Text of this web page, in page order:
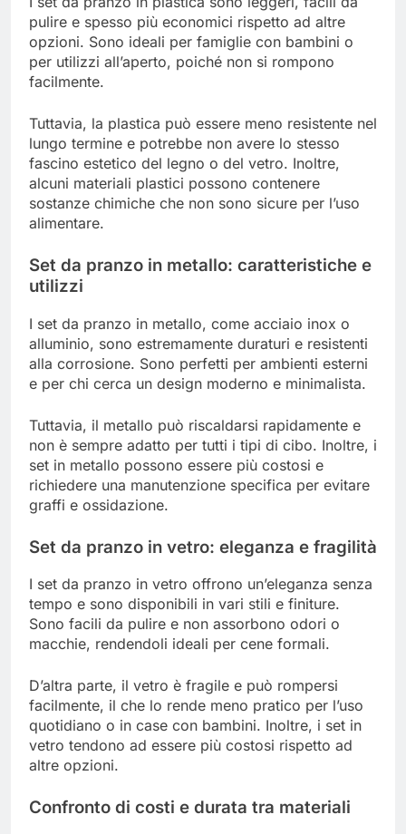
pulire e spesso più economici rispetto ad altre
opzioni. Sono ideali per famiglie con bambini o
per utilizzi all’aperto, poiché non si rompono
facilmente.
Tuttavia, la plastica può essere meno resistente nel
lungo termine e potrebbe non avere lo stesso
fascino estetico del legno o del vetro. Inoltre,
alcuni materiali plastici possono contenere
sostanze chimiche che non sono sicure per l’uso
alimentare.
Set da pranzo in metallo: caratteristiche e
utilizzi
I set da pranzo in metallo, come acciaio inox o
alluminio, sono estremamente duraturi e resistenti
alla corrosione. Sono perfetti per ambienti esterni
e per chi cerca un design moderno e minimalista.
Tuttavia, il metallo può riscaldarsi rapidamente e
non è sempre adatto per tutti i tipi di cibo. Inoltre, i
set in metallo possono essere più costosi e
richiedere una manutenzione specifica per evitare
graffi e ossidazione.
Set da pranzo in vetro: eleganza e fragilità
I set da pranzo in vetro offrono un’eleganza senza
tempo e sono disponibili in vari stili e finiture.
Sono facili da pulire e non assorbono odori o
macchie, rendendoli ideali per cene formali.
D’altra parte, il vetro è fragile e può rompersi
facilmente, il che lo rende meno pratico per l’uso
quotidiano o in case con bambini. Inoltre, i set in
vetro tendono ad essere più costosi rispetto ad
altre opzioni.
Confronto di costi e durata tra materiali